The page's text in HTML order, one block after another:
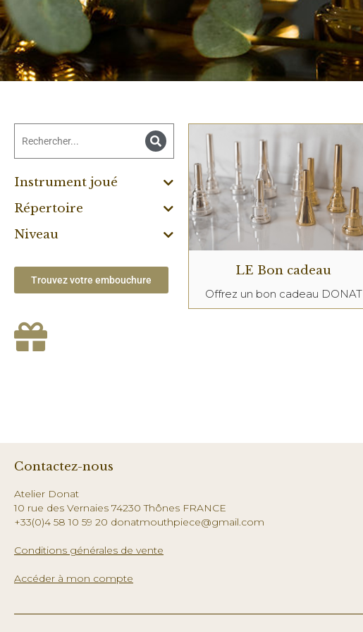
Instrument joué
Répertoire
Niveau
Trouvez votre embouchure
LE Bon cadeau
Offrez un bon cadeau DONAT
Contactez-nous
Atelier Donat
10 rue des Vernaies 74230 Thônes FRANCE
+33(0)4 58 10 59 20 donatmouthpiece@gmail.com
Conditions générales de vente
Accéder à mon compte